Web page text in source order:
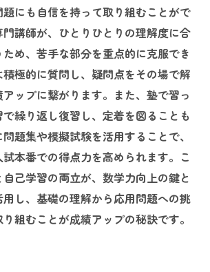
題にも自信を持って取り組むことがで
門講師が、ひとりひとりの理解度に合
め、苦手な部分を重点的に克服でき
極的に質問し、疑問点をその場で解
ップに繋がります。また、塾で習っ
繰り返し復習し、定着を図ることも
題集や模擬試験を活用することで、
本番での得点力を高められます。こ
己学習の両立が、数学力向上の鍵と
し、基礎の理解から応用問題への挑
組むことが成績アップの秘訣です。